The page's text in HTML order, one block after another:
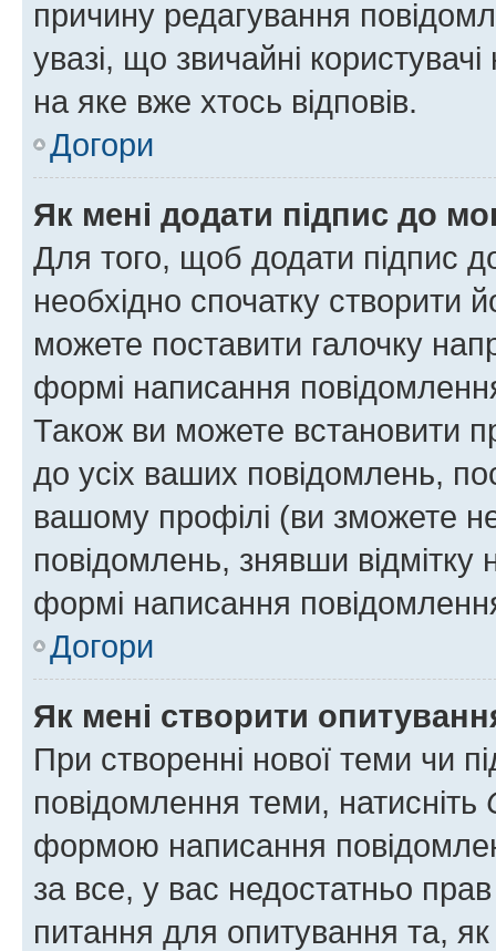
причину редагування
увазі, що звичайні
на яке вже хтось відповів.
Догори
Як мені додати підпис до
Для того, щоб додати підпис
необхідно спочатку створити
можете поставити галочку
формі написання
Також ви можете встановити
до усіх ваших повідомлень,
вашому профілі (ви зможете
повідомлень, знявши відмітку
формі написання
Догори
Як мені створити
При створенні нової теми чи
повідомлення теми, натисніть
формою написання
за все, у вас недостатньо
питання для опитування та, як